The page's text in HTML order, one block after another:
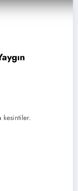
kesintiler.